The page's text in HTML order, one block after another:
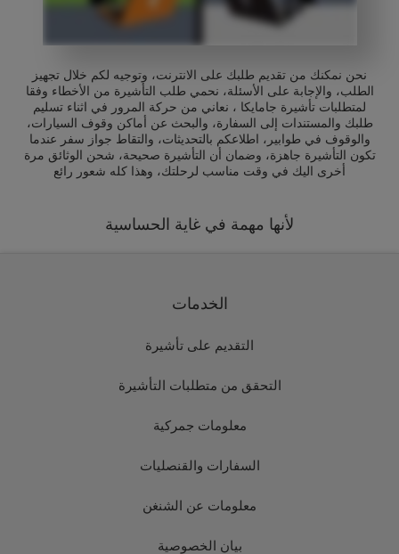
نحن نمكنك من تقديم طلبك على الانترنت، وتوجيه لكم خلال تجهيز
الطلب، والإجابة على الأسئلة، نحمي طلب التأشيرة من الأخطاء وفقا
لمتطلبات تأشيرة جامايكا ، نعاني من حركة المرور في اثناء تسليم
طلبك والمستندات إلى السفارة، والبحث عن أماكن وقوف السيارات،
والوقوف في طوابير، اطلاعكم بالتحديثات، والتقاط جواز سفر عندما
تكون التأشيرة جاهزة، وضمان أن التأشيرة صحيحة، شحن الوثائق مرة
أخرى اليك في وقت مناسب لرحلتك، وهذا كله شعور رائع
لأنها مهمة في غاية الحساسية
الخدمات
التقديم على تأشيرة
التحقق من متطلبات التأشيرة
معلومات جمركية
السفارات والقنصليات
معلومات عن الشنغن
بيان الخصوصية